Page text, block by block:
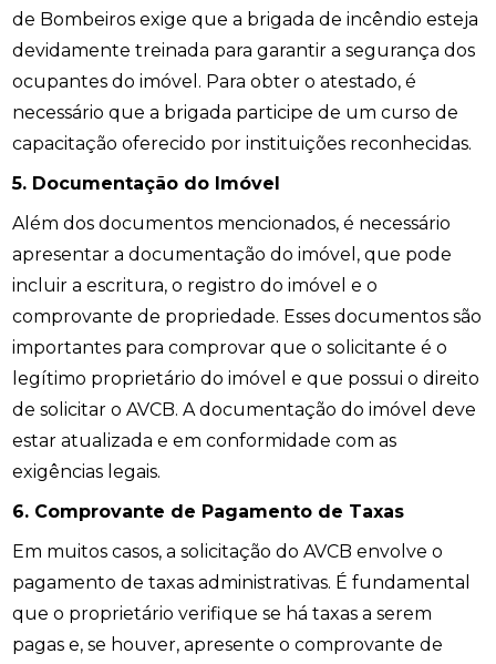
de Bombeiros exige que a brigada de incêndio esteja
devidamente treinada para garantir a segurança dos
ocupantes do imóvel. Para obter o atestado, é
necessário que a brigada participe de um curso de
capacitação oferecido por instituições reconhecidas.
5. Documentação do Imóvel
Além dos documentos mencionados, é necessário
apresentar a documentação do imóvel, que pode
incluir a escritura, o registro do imóvel e o
comprovante de propriedade. Esses documentos são
importantes para comprovar que o solicitante é o
legítimo proprietário do imóvel e que possui o direito
de solicitar o AVCB. A documentação do imóvel deve
estar atualizada e em conformidade com as
exigências legais.
6. Comprovante de Pagamento de Taxas
Em muitos casos, a solicitação do AVCB envolve o
pagamento de taxas administrativas. É fundamental
que o proprietário verifique se há taxas a serem
pagas e, se houver, apresente o comprovante de